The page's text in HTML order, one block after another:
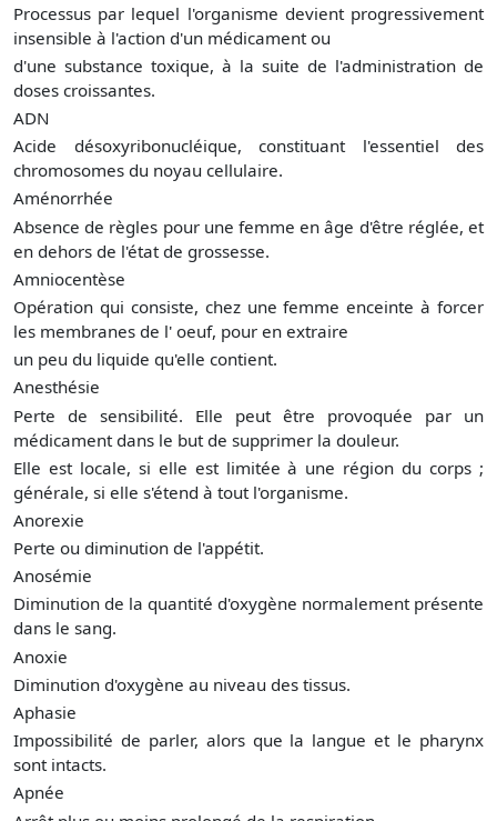
Processus par lequel l'organisme devient progressivement
insensible à l'action d'un médicament ou
d'une substance toxique, à la suite de l'administration de
doses croissantes.
ADN
Acide désoxyribonucléique, constituant l'essentiel des
chromosomes du noyau cellulaire.
Aménorrhée
Absence de règles pour une femme en âge d'être réglée, et
en dehors de l'état de grossesse.
Amniocentèse
Opération qui consiste, chez une femme enceinte à forcer
les membranes de l' oeuf, pour en extraire
un peu du liquide qu'elle contient.
Anesthésie
Perte de sensibilité. Elle peut être provoquée par un
médicament dans le but de supprimer la douleur.
Elle est locale, si elle est limitée à une région du corps ;
générale, si elle s'étend à tout l'organisme.
Anorexie
Perte ou diminution de l'appétit.
Anosémie
Diminution de la quantité d'oxygène normalement présente
dans le sang.
Anoxie
Diminution d'oxygène au niveau des tissus.
Aphasie
Impossibilité de parler, alors que la langue et le pharynx
sont intacts.
Apnée